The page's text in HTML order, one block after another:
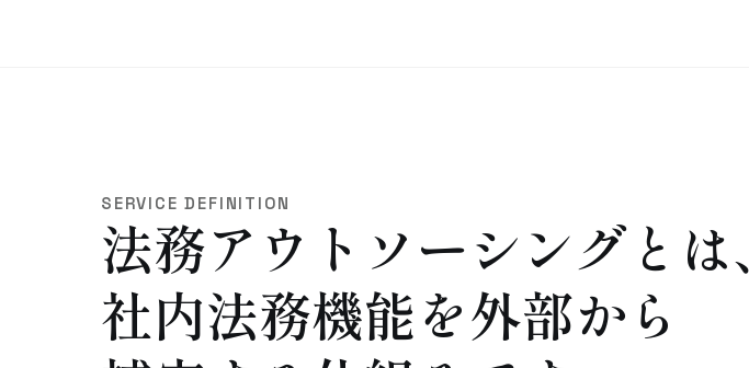
SERVICE DEFINITION
法務アウトソーシングとは、
社内法務機能を外部から